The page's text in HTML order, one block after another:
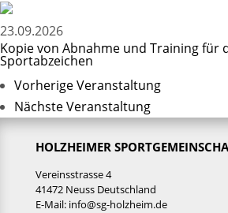
23.09.2026
Kopie von Abnahme und Training für
Sportabzeichen
Vorherige Veranstaltung
Nächste Veranstaltung
HOLZHEIMER
Vereinsstrasse 4
41472 Neuss Deutschland
E-Mail: info@sg-holzheim.de